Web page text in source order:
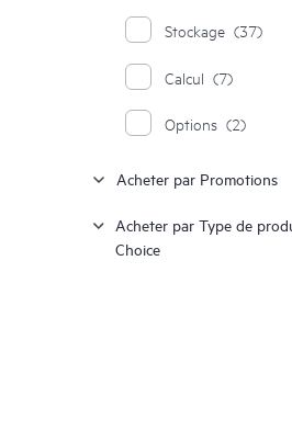
Stockage (37)
Calcul (7)
Options (2)
Acheter par Promotions
Acheter par Type de
Choice